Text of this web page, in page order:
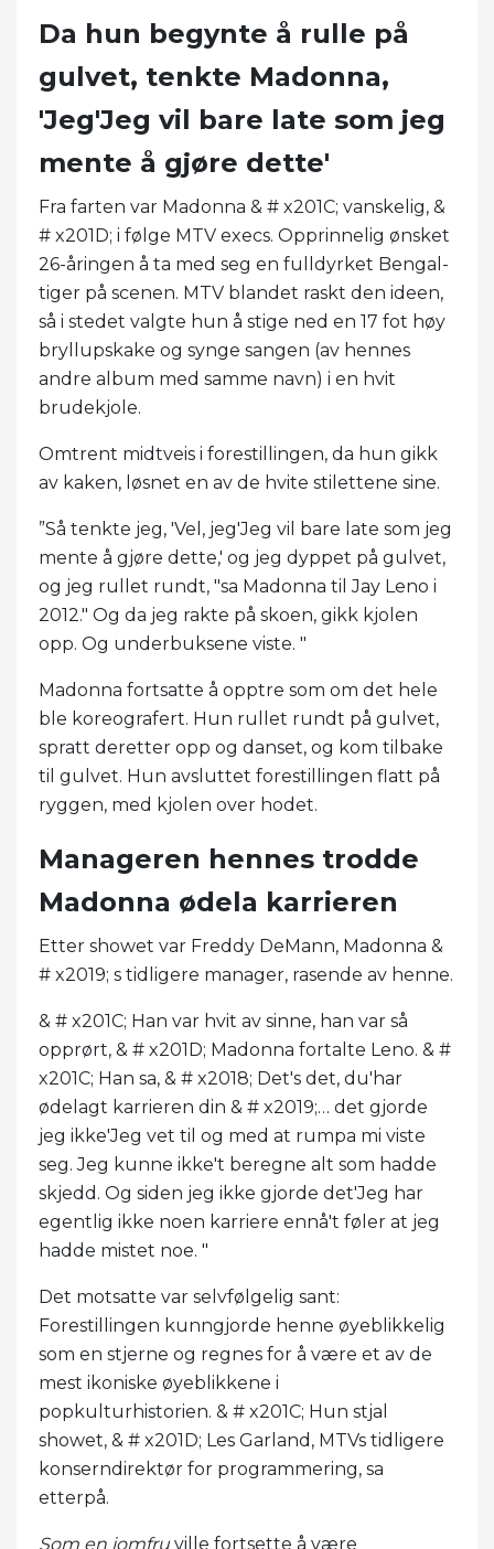
Da hun begynte å rulle på
gulvet, tenkte Madonna,
'Jeg'Jeg vil bare late som jeg
mente å gjøre dette'
Fra farten var Madonna & # x201C; vanskelig, &
# x201D; i følge MTV execs. Opprinnelig ønsket
26-åringen å ta med seg en fulldyrket Bengal-
tiger på scenen. MTV blandet raskt den ideen,
så i stedet valgte hun å stige ned en 17 fot høy
bryllupskake og synge sangen (av hennes
andre album med samme navn) i en hvit
brudekjole.
Omtrent midtveis i forestillingen, da hun gikk
av kaken, løsnet en av de hvite stilettene sine.
”Så tenkte jeg, 'Vel, jeg'Jeg vil bare late som jeg
mente å gjøre dette,' og jeg dyppet på gulvet,
og jeg rullet rundt, "sa Madonna til Jay Leno i
2012." Og da jeg rakte på skoen, gikk kjolen
opp. Og underbuksene viste. "
Madonna fortsatte å opptre som om det hele
ble koreografert. Hun rullet rundt på gulvet,
spratt deretter opp og danset, og kom tilbake
til gulvet. Hun avsluttet forestillingen flatt på
ryggen, med kjolen over hodet.
Manageren hennes trodde
Madonna ødela karrieren
Etter showet var Freddy DeMann, Madonna &
# x2019; s tidligere manager, rasende av henne.
& # x201C; Han var hvit av sinne, han var så
opprørt, & # x201D; Madonna fortalte Leno. & #
x201C; Han sa, & # x2018; Det's det, du'har
ødelagt karrieren din & # x2019;… det gjorde
jeg ikke'Jeg vet til og med at rumpa mi viste
seg. Jeg kunne ikke't beregne alt som hadde
skjedd. Og siden jeg ikke gjorde det'Jeg har
egentlig ikke noen karriere ennå't føler at jeg
hadde mistet noe. "
Det motsatte var selvfølgelig sant:
Forestillingen kunngjorde henne øyeblikkelig
som en stjerne og regnes for å være et av de
mest ikoniske øyeblikkene i
popkulturhistorien. & # x201C; Hun stjal
showet, & # x201D; Les Garland, MTVs tidligere
konserndirektør for programmering, sa
etterpå.
Som en jomfru ville fortsette å være